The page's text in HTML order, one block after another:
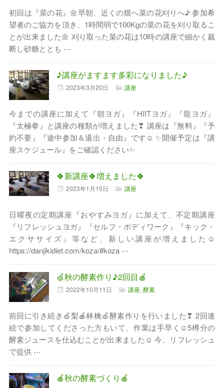
初回は『菜の花』🌼早朝、近くの畑へ菜の花刈りへ♪ 参加希
望者のご協力を頂き、1時間弱で100Kgの菜の花を刈り取るこ
とが出来ました🌼 刈り取った菜の花は10時の講座で細かく裁
断し砂糖ととも ⋯
♪講座がますます多彩になりました♪
2023年3月20日 講座
今までの講座に加えて『朝ヨガ』『HIITヨガ』『龍ヨガ』
『太極拳』と講座の種類が増えました❣ 講座は『無料』『予
約不要』『途中参加＆退出・自由』です☺ ✨開催予定は『講
座スケジュール』をご確認ください✨
🍀新講座🍀増えました🍀
2023年1月15日 講座
日曜夜の定期講座『おやすみヨガ』に加えて、不定期講座
『リフレッシュヨガ』『セルフ・ボディワーク』『キック・
エクササイズ』等など、新しい講座が増えました☺
https://danjikidiet.com/koza/#koza ⋯
🍏秋の酵素作り♪2回目🍎
2022年10月11日 講座, 酵素
前回に引き続き🍏梨🍎林檎🍏酵素作りを行いました❣ 2回連
続で参加してくださった方もいて、作業は手早く☺5樽分の
酵素ジュースを仕込むことが出来ました☺ 今、リフレッシュ
で提供 ⋯
🍎秋の酵素づくり🍎